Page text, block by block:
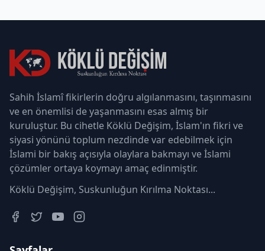
Sahih İslamî fikirlerin doğru algılanmasını, taşınmasını
ve en önemlisi de yaşanmasını esas almış bir
kuruluştur. Bu cihetle Köklü Değişim, İslam'ın fikri ve
siyasi yönünü toplum nezdinde var edebilmek için
İslami bir bakış açısıyla olaylara bakmayı ve İslami
çözümler ortaya koymayı amaç edinmiştir.
Köklü Değişim, Suskunluğun Kırılma Noktası...